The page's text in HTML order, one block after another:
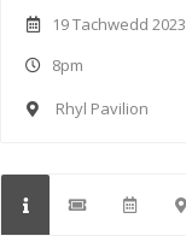
19 Tachwedd 2023
8pm
Rhyl Pavilion